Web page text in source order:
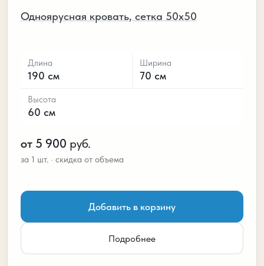
Одноярусная кровать, сетка 50х50
Длина
190 см
Ширина
70 см
Высота
60 см
от 5 900 руб.
Добавить в корзину
Подробнее